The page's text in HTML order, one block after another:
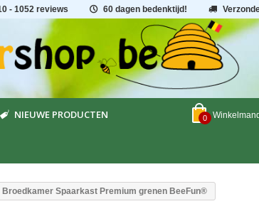
- 1052 reviews 60 dagen bedenktijd!
0
NIEUWE PRODUCTEN
Broedkamer Spaarkast Premium grenen BeeFun®